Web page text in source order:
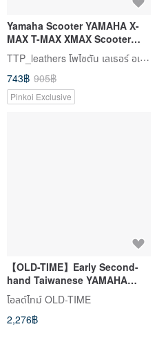
Yamaha Scooter YAMAHA X-
MAX T-MAX XMAX Scooter
Key Fob
TTP_leathers โพไซตัน เลเธอร์ อเทลิเยร์
743฿ 905฿
Pinkoi Exclusive
【OLD-TIME】Early Second-
hand Taiwanese YAMAHA
Music Jewelry Box
โอลด์ไทม์ OLD-TIME
2,276฿